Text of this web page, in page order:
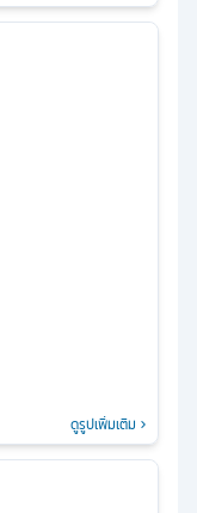
ดูรูปเพิ่มเติม